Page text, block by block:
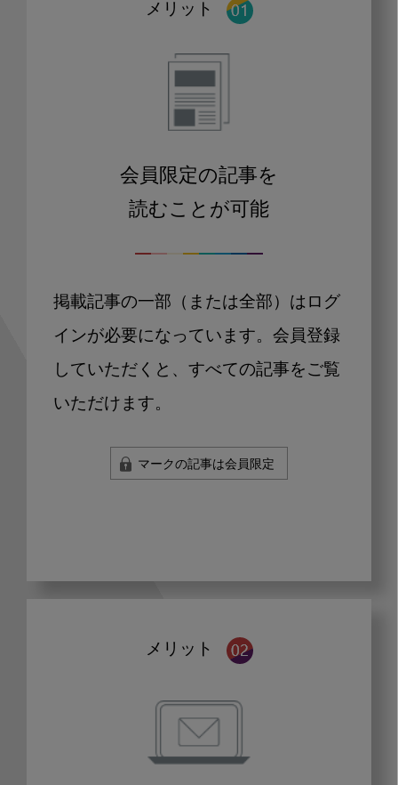
メリット
会員限定の記事を
読むことが可能
掲載記事の一部（または全部）はログ
インが必要になっています。会員登録
していただくと、すべての記事をご覧
いただけます。
マークの記事は会員限定
メリット